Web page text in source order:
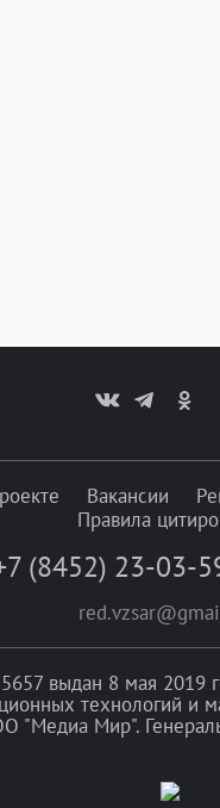
Вакансии
Правила
(8452) 23-03-
выдан 8 мая 2019
технологий и
"Медиа Мир".